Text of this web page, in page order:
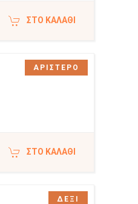
ΣΤΟ ΚΑΛΆΘΙ
ΣΤΟ ΚΑΛΆΘΙ
ΑΡΙΣΤΕΡΟ
ΔΕΞΙ